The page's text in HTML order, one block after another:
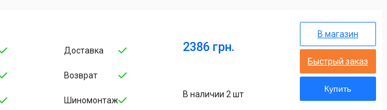
Доставка
Возврат
Шиномонтаж
2386 грн.
В наличии 2 шт
В магазин
Быстрый заказ
Купить